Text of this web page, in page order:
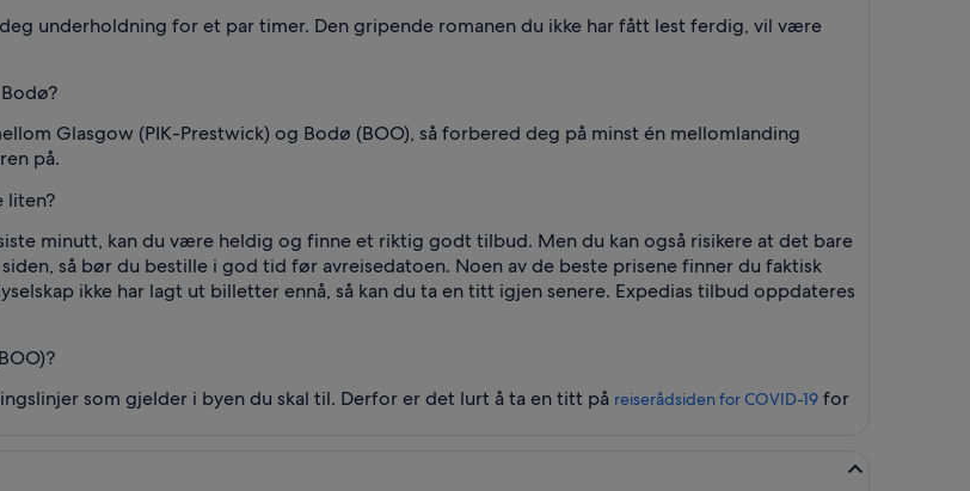
underholdning for et par timer. Den gripende romanen du ikke har fått lest ferdig, vil være
Glasgow (PIK-Prestwick) og Bodø (BOO), så forbered deg på minst én mellomlanding
på.
liten?
minutt, kan du være heldig og finne et riktig godt tilbud. Men du kan også risikere at det bare
så bør du bestille i god tid før avreisedatoen. Noen av de beste prisene finner du faktisk
ikke har lagt ut billetter ennå, så kan du ta en titt igjen senere. Expedias tilbud oppdateres
som gjelder i byen du skal til. Derfor er det lurt å ta en titt på reiserådsiden for COVID-19 for